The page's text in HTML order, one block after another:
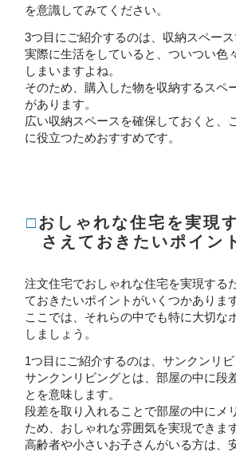
を意識してみてください。
3つ目にご紹介するのは、収納スペース
実際に生活をしていると、ついつい色
しまいますよね。
そのため、購入した物を収納するスペ
があります。
広い収納スペースを確保しておくと、
に役立つためおすすめです。
□おしゃれな住宅を実現するために押
さえておきたいポイン
注文住宅でおしゃれな住宅を実現する
ておきたいポイントがいくつかあります
ここでは、それらの中でも特に大切な
しましょう。
1つ目にご紹介するのは、サンクンリビ
サンクンリビングとは、部屋の中に段
とを意味します。
段差を取り入れることで部屋の中にメ
ため、おしゃれな雰囲気を実現できます
高齢者や小さいお子さんがいる方は、